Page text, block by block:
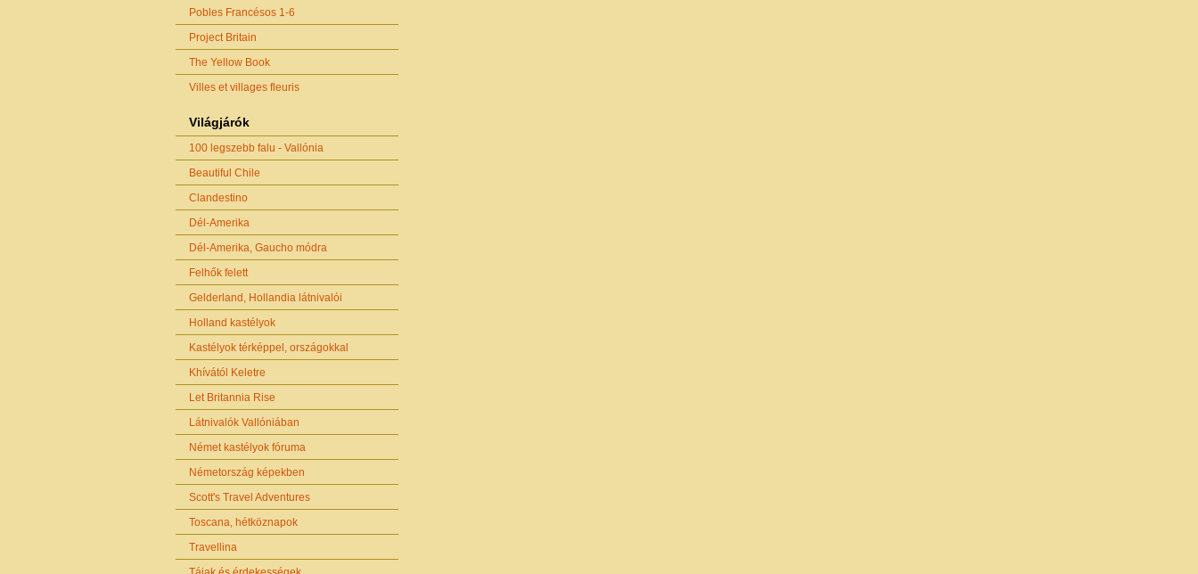
Pobles Francésos 1-6
Project Britain
The Yellow Book
Villes et villages fleuris
Világjárók
100 legszebb falu - Vallónia
Beautiful Chile
Clandestino
Dél-Amerika
Dél-Amerika, Gaucho módra
Felhők felett
Gelderland, Hollandia látnivalói
Holland kastélyok
Kastélyok térképpel, országokkal
Khívától Keletre
Let Britannia Rise
Látnivalók Vallóniában
Német kastélyok fóruma
Németország képekben
Scott's Travel Adventures
Toscana, hétköznapok
Travellina